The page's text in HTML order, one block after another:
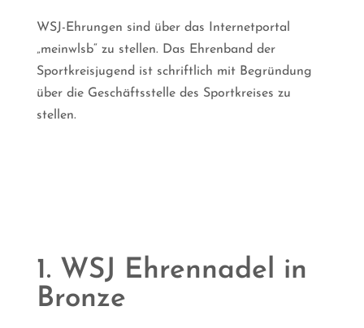
WSJ-Ehrungen sind über das Internetportal
„meinwlsb“ zu stellen. Das Ehrenband der
Sportkreisjugend ist schriftlich mit Begründung
über die Geschäftsstelle des Sportkreises zu
stellen.
1. WSJ Ehrennadel in
Bronze